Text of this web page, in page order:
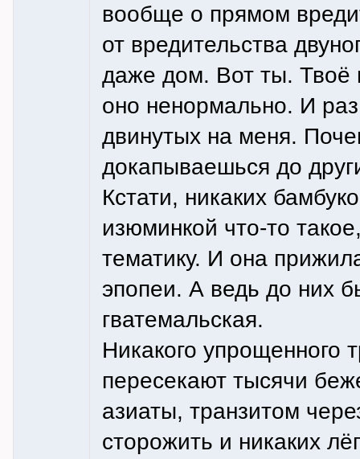
вообще о прямом
от вредительства
даже дом. Вот ты. Твоё
оно ненормально. И
двинутых на меня.
докапываешься до
Кстати, никаких
изюминкой что-то
тематику. И она
эпопеи. А ведь до них
гватемальская.
Никакого упрощенного
пересекают тысячи
азиаты, транзитом
сторожить и никаких